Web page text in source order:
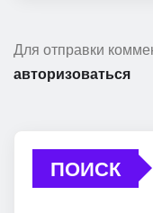
Для отправки
авторизоваться
ПОИСК